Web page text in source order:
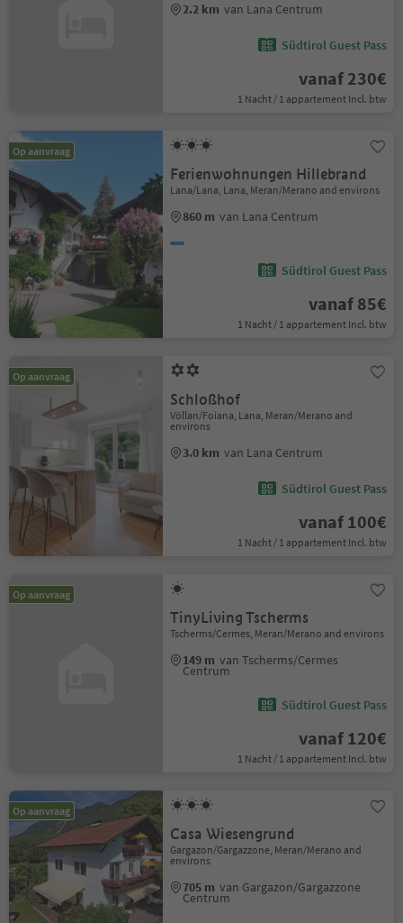
2.2 km van Lana Centrum
Südtirol Guest Pass
vanaf 230€
1 Nacht / 1 appartement Incl. btw
Op aanvraag
Ferienwohnungen Hillebrand
Lana/Lana, Lana, Meran/Merano and environs
860 m van Lana Centrum
Südtirol Guest Pass
vanaf 85€
1 Nacht / 1 appartement Incl. btw
Op aanvraag
Schloßhof
Völlan/Foiana, Lana, Meran/Merano and
environs
3.0 km van Lana Centrum
Südtirol Guest Pass
vanaf 100€
1 Nacht / 1 appartement Incl. btw
Op aanvraag
TinyLiving Tscherms
Tscherms/Cermes, Meran/Merano and environs
149 m van Tscherms/Cermes
Centrum
Südtirol Guest Pass
vanaf 120€
1 Nacht / 1 appartement Incl. btw
Op aanvraag
Casa Wiesengrund
Gargazon/Gargazzone, Meran/Merano and
environs
705 m van Gargazon/Gargazzone
Centrum